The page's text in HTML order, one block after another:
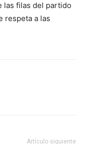
las filas del partido
respeta a las
Artículo siguiente